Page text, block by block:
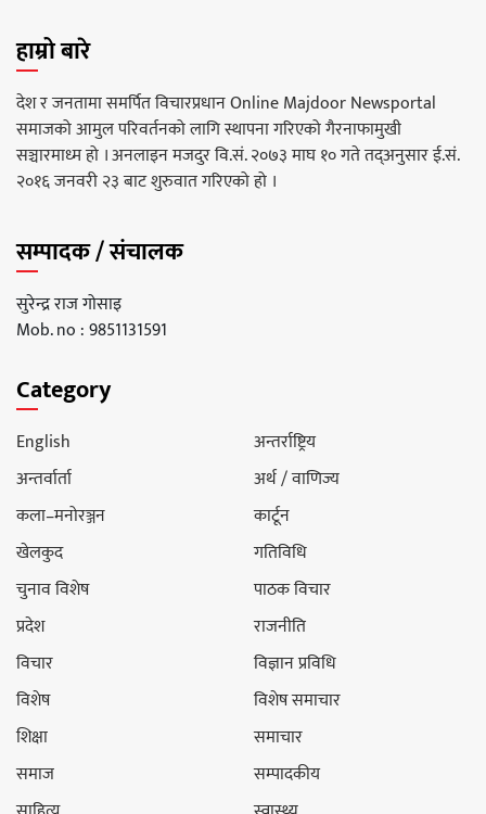
हाम्रो बारे
देश र जनतामा समर्पित विचारप्रधान Online Majdoor Newsportal
समाजको आमुल परिवर्तनको लागि स्थापना गरिएको गैरनाफामुखी
सञ्चारमाध्म हो । अनलाइन मजदुर वि.सं. २०७३ माघ १० गते तद्अनुसार ई.सं.
२०१६ जनवरी २३ बाट शुरुवात गरिएको हो ।
सम्पादक / संचालक
सुरेन्द्र राज गोसाइ
Mob. no : 9851131591
Category
English
अन्तर्राष्ट्रिय
अन्तर्वार्ता
अर्थ / वाणिज्य
कला–मनोरञ्जन
कार्टून
खेलकुद
गतिविधि
चुनाव विशेष
पाठक विचार
प्रदेश
राजनीति
विचार
विज्ञान प्रविधि
विशेष
विशेष समाचार
शिक्षा
समाचार
समाज
सम्पादकीय